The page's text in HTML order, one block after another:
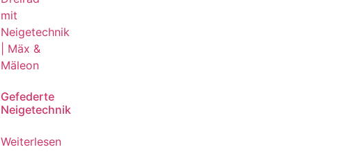
Gefederte
Neigetechnik
Weiterlesen